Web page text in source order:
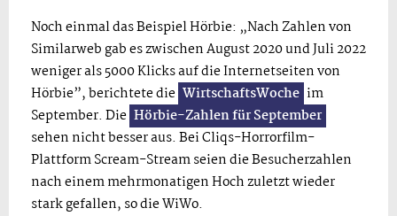
Noch einmal das Beispiel Hörbie: „Nach Zahlen von
Similarweb gab es zwischen August 2020 und Juli 2022
weniger als 5000 Klicks auf die Internetseiten von
Hörbie”, berichtete die WirtschaftsWoche im
September. Die Hörbie-Zahlen für September
sehen nicht besser aus. Bei Cliqs-Horrorfilm-
Plattform Scream-Stream seien die Besucherzahlen
nach einem mehrmonatigen Hoch zuletzt wieder
stark gefallen, so die WiWo.